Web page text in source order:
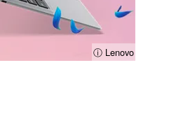
ⓘ Lenovo